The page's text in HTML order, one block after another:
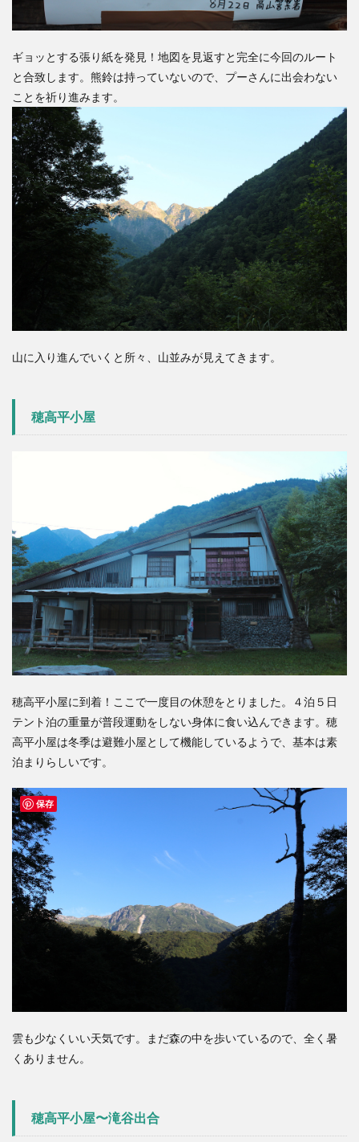
ギョッとする張り紙を発見！地図を見返すと完全に今回のルート
と合致します。熊鈴は持っていないので、プーさんに出会わない
ことを祈り進みます。
山に入り進んでいくと所々、山並みが見えてきます。
穂高平小屋
穂高平小屋に到着！ここで一度目の休憩をとりました。４泊５日
テント泊の重量が普段運動をしない身体に食い込んできます。穂
高平小屋は冬季は避難小屋として機能しているようで、基本は素
泊まりらしいです。
雲も少なくいい天気です。まだ森の中を歩いているので、全く暑
くありません。
穂高平小屋〜滝谷出合
保存